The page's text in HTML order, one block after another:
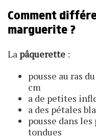
Comment
marguerite ?
Lapâquerette :
pousse au ras
cm
a de petites
a des pétales
pousse dans
tondues